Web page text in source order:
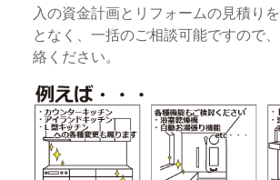
入の資金計画とリフォームの見積り
となく、一括のご相談可能ですので
絡ください。